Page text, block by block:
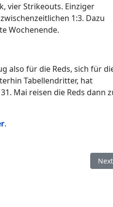
vier Strikeouts. Einziger
1:3. Dazu
Wochenende.
also für die Reds, sich für
Tabellendritter, hat
Mai reisen die Reds dann
.
Next